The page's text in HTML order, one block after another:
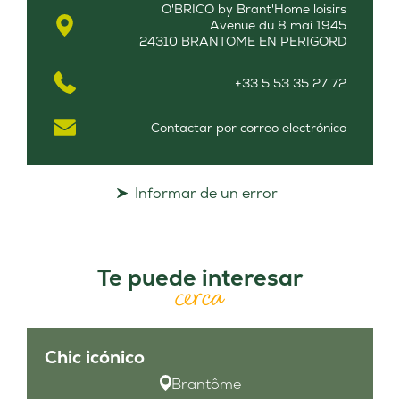
O'BRICO by Brant'Home loisirs
Avenue du 8 mai 1945
24310 BRANTOME EN PERIGORD
+33 5 53 35 27 72
Contactar por correo electrónico
Informar de un error
Te puede interesar
cerca
Chic icónico
Brantôme